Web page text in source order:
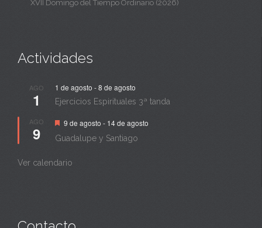
XVII Domingo del Tiempo Ordinario (2026)
Actividades
AGO
1
1 de agosto -8 de agosto
Ejercicios Espirituales 3ª tanda
AGO
9
Destacado
9 de agosto - 14 de agosto
Guadalupe y Santiago
Ver calendario